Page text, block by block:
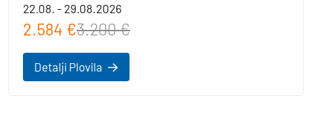
22.08. - 29.08.2026
2.584 €3.200 €
Detalji Plovila